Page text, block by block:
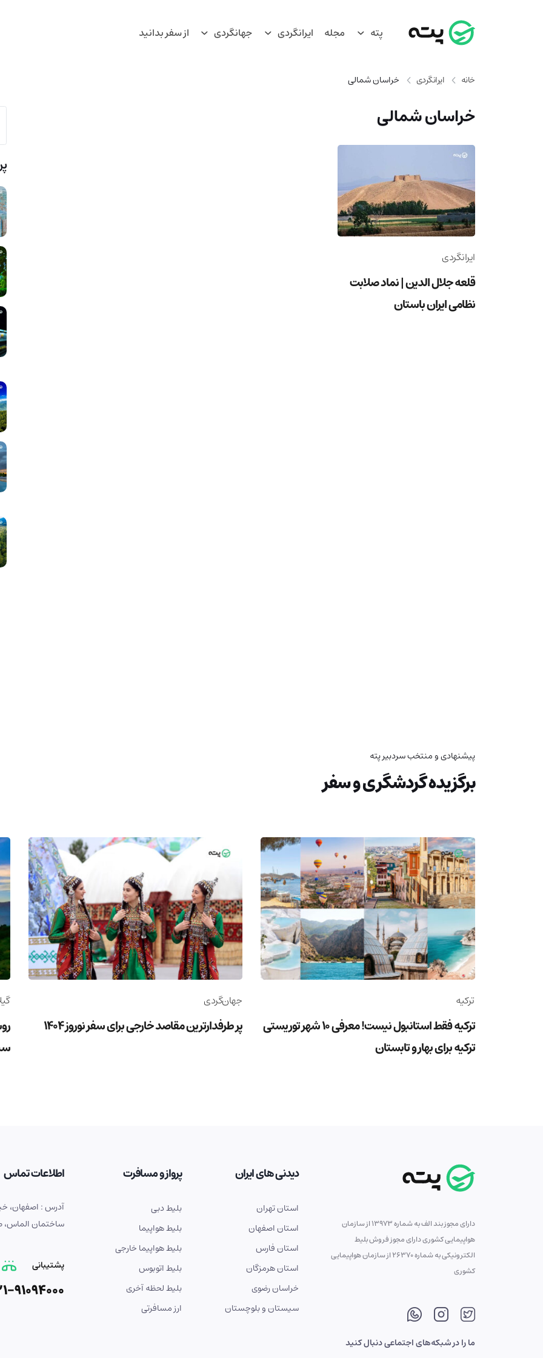
پته مجله ایرانگردی جهانگردی از سفر بدانید
خانه ایرانگردی خراسان شمالی
خراسان شمالی
ایرانگردی
قلعه جلال الدین | نماد صلابت
نظامی ایران باستان
پیشنهادی و منتخب سردبیر پته
برگزیده گردشگری و سفر
ترکیه
ترکیه فقط استانبول نیست! معرفی 10 شهر توریستی
ترکیه برای بهار و تابستان
جهان‌گردی
پر طرفدارترین مقاصد خارجی برای سفر نوروز 1404
دارای مجوز بند الف به شماره 13973 از سازمان
هواپیمایی کشوری دارای مجوز فروش بلیط
الکترونیکی به شماره 26370 از سازمان هواپیمایی
کشوری
ما را در شبکه‌های اجتماعی دنبال کنید
دیدنی های ایران
استان تهران
استان اصفهان
استان فارس
استان هرمزگان
خراسان رضوی
سیستان و بلوچستان
پرواز و مسافرت
بلیط دبی
بلیط هواپیما
بلیط هواپیما خارجی
بلیط اتوبوس
بلیط لحظه آخری
ارز مسافرتی
اطلاعات تماس
ساختمان الماس،
پشتیبانی
91094000